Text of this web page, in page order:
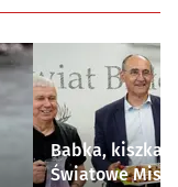
Babka, kiszka i
Światowe